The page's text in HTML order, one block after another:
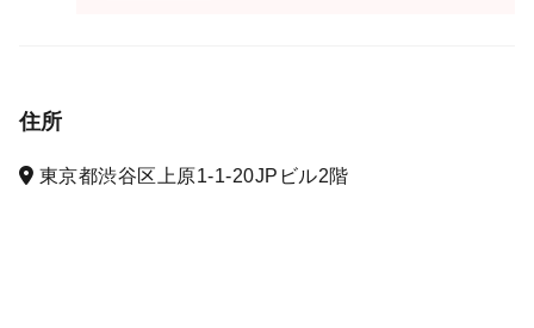
住所
東京都渋谷区上原1-1-20JPビル2階